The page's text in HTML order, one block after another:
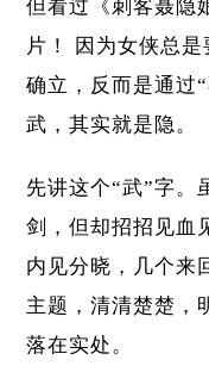
但看过《刺客聂隐
片！ 因为女侠总
确立，反而是通过
武，其实就是隐。
先讲这个“武”字。
剑，但却招招见血
内见分晓，几个来
主题，清清楚楚，
落在实处。